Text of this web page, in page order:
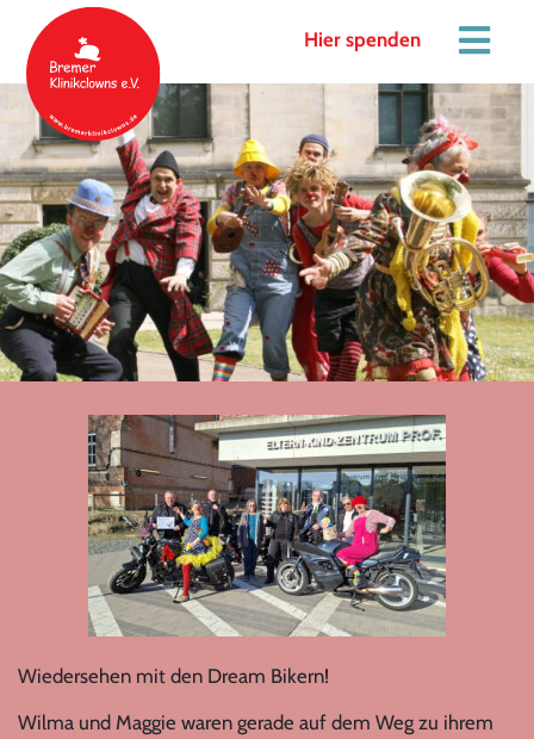
Hier spenden
Wiedersehen mit den Dream Bikern!
Wilma und Maggie waren gerade auf dem Weg zu ihrem